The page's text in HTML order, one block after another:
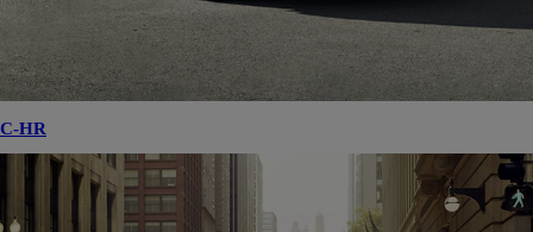
C-HR